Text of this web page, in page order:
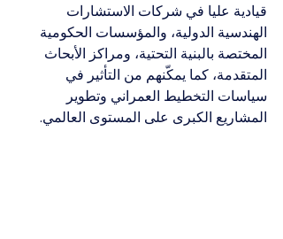
قيادية عليا في شركات الاستشارات
الهندسية الدولية، والمؤسسات الحكومية
المختصة بالبنية التحتية، ومراكز الأبحاث
المتقدمة، كما يمكّنهم من التأثير في
سياسات التخطيط العمراني وتطوير
المشاريع الكبرى على المستوى العالمي.